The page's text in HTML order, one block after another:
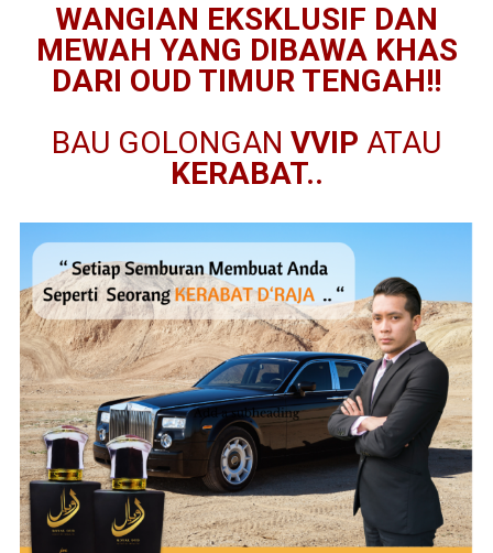
WANGIAN EKSKLUSIF DAN
MEWAH YANG DIBAWA KHAS
DARI OUD TIMUR TENGAH!!
BAU GOLONGAN VVIP ATAU
KERABAT..